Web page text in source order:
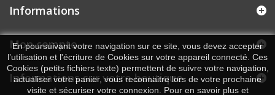
Informations
Mon compte
Informations sur votre boutique
En poursuivant votre navigation sur ce site, vous devez accepter
l’utilisation et l'écriture de Cookies sur votre appareil connecté. Ces
Cookies (petits fichiers texte) permettent de suivre votre navigation,
actualiser votre panier, vous reconnaitre lors de votre prochaine
visite et sécuriser votre connexion. Pour en savoir plus et